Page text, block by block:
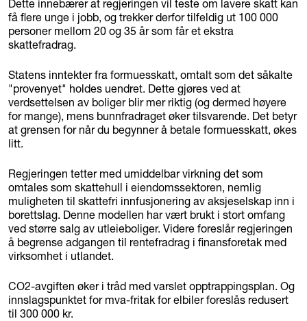
Dette innebærer at regjeringen vil teste om lavere skatt kan
få flere unge i jobb, og trekker derfor tilfeldig ut 100 000
personer mellom 20 og 35 år som får et ekstra
skattefradrag.
Statens inntekter fra formuesskatt, omtalt som det såkalte
"provenyet" holdes uendret. Dette gjøres ved at
verdsettelsen av boliger blir mer riktig (og dermed høyere
for mange), mens bunnfradraget øker tilsvarende. Det betyr
at grensen for når du begynner å betale formuesskatt, økes
litt.
Regjeringen tetter med umiddelbar virkning det som
omtales som skattehull i eiendomssektoren, nemlig
muligheten til skattefri innfusjonering av aksjeselskap inn i
borettslag. Denne modellen har vært brukt i stort omfang
ved større salg av utleieboliger. Videre foreslår regjeringen
å begrense adgangen til rentefradrag i finansforetak med
virksomhet i utlandet.
CO2-avgiften øker i tråd med varslet opptrappingsplan. Og
innslagspunktet for mva-fritak for elbiler foreslås redusert
til 300 000 kr.